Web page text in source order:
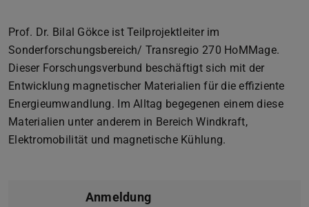
Prof. Dr. Bilal Gökce ist Teilprojektleiter im
Sonderforschungsbereich/ Transregio 270 HoMMage.
Dieser Forschungsverbund beschäftigt sich mit der
Entwicklung magnetischer Materialien für die effiziente
Energieumwandlung. Im Alltag begegenen einem diese
Materialien unter anderem in Bereich Windkraft,
Elektromobilität und magnetische Kühlung.
Anmeldung